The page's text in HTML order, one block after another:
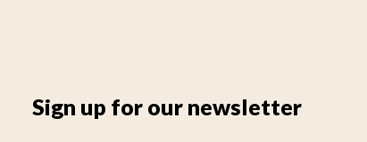
Sign up for our newsletter